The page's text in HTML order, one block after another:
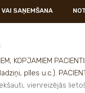
VAI SAŅEMŠANA
KOPJAMIEM
pīles u.c.).
vienreizējās